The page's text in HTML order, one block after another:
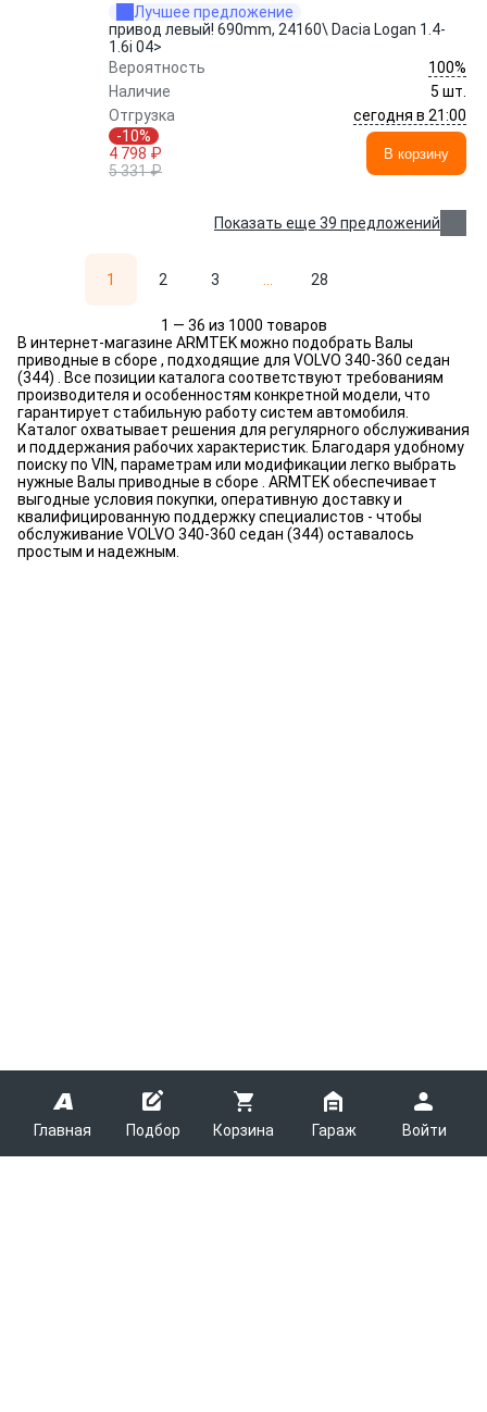
Главная Подбор Корзина Гараж Войти
Лучшее предложение
привод левый! 690mm, 24160\ Dacia Logan 1.4-
1.6i 04>
Вероятность
100%
Наличие
5 шт.
Отгрузка
сегодня в 21:00
-10%
4 798 ₽
5 331 ₽
В корзину
Показать еще 39 предложений
1 2 3 28
1 — 36 из 1000 товаров
В интернет-магазине ARMTEK можно подобрать Валы
приводные в сборе , подходящие для VOLVO 340-360 седан
(344) . Все позиции каталога соответствуют требованиям
производителя и особенностям конкретной модели, что
гарантирует стабильную работу систем автомобиля.
Каталог охватывает решения для регулярного обслуживания
и поддержания рабочих характеристик. Благодаря удобному
поиску по VIN, параметрам или модификации легко выбрать
нужные Валы приводные в сборе . ARMTEK обеспечивает
выгодные условия покупки, оперативную доставку и
квалифицированную поддержку специалистов - чтобы
обслуживание VOLVO 340-360 седан (344) оставалось
простым и надежным.